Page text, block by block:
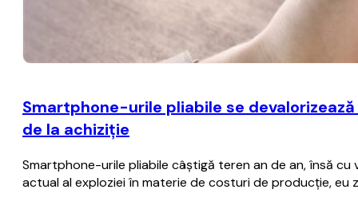
Smartphone-urile pliabile se
de la achiziţie
Smartphone-urile pliabile câştigă teren an de an, însă
actual al exploziei în materie de costuri de producţie,